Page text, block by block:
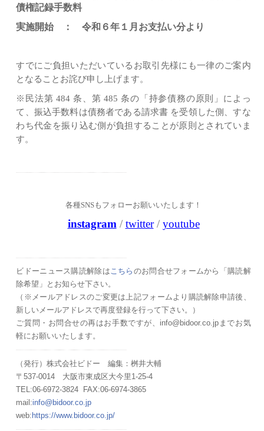
債権記録手数料
実施開始 ： 令和６年１月お支払い分より
すでにご負担いただいているお取引先様にも一律のご案内
となることお詫び申し上げます。
※民法第 484 条、第 485 条の「持参債務の原則」によっ
て、振込手数料は債務者である請求書 を受領した側、すな
わち代金を振り込む側が負担することが原則とされていま
す。
各種SNSもフォローお願いいたします！
instagram /twitter/youtube
ビドーニュース購読解除はこちら のお問合せフォームから「購読解
除希望」とお知らせ下さい。
（ ※メールアドレスのご変更は上記フォームより購読解除申請後、
新しいメールアドレスで再度登録を行って下さい。）
ご質問・お問合せの再はお手数ですが、info@bidoor.co.jpまでお気
軽にお願いいたします。
（発行）株式会社ビドー 編集：桝井大輔
〒537-0014 大阪市東成区大今里1-25-4
TEL:06-6972-3824 FAX:06-6974-3865
mail:info@bidoor.co.jp
web: https://www.bidoor.co.jp/